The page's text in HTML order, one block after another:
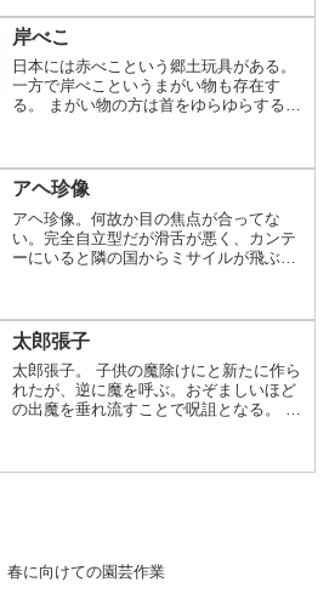
岸べこ
日本には赤べこという郷土玩具がある。
一方で岸べこというまがい物も存在す
る。 まがい物の方は首をゆらゆらするど
で日本人からは見た目からも激しく嫌わ
れているが、検討師と...
アヘ珍像
アヘ珍像。何故か目の焦点が合ってな
い。完全自立型だが滑舌が悪く、カンテ
ーにいると隣の国からミサイルが飛ぶと
どいまだに根強い人氣で崇め祀る者がい
るので印籠並みの効力を発揮...
太郎張子
太郎張子。 子供の魔除けにと新たに作ら
れたが、逆に魔を呼ぶ。おぞましいほど
の出魔を垂れ流すことで呪詛となる。 氣
春に向けての園芸作業